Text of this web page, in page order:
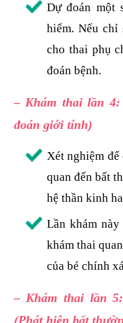
Dự đoán một
hiểm. Nếu chỉ
cho thai phụ
đoán bệnh.
– Khám thai lần
đoán giới tính)
Xét nghiệm
quan đến bất
hệ thần kinh
Lần khám
khám thai
của bé chính
– Khám thai lần